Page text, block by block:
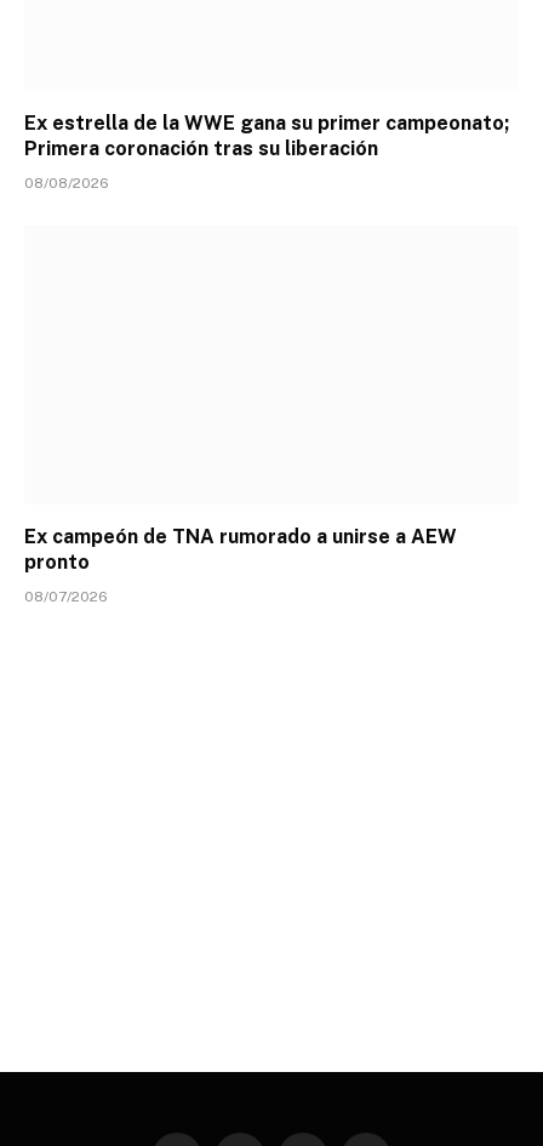
Ex estrella de la WWE gana su primer campeonato;
Primera coronación tras su liberación
08/08/2026
Ex campeón de TNA rumorado a unirse a AEW
pronto
08/07/2026